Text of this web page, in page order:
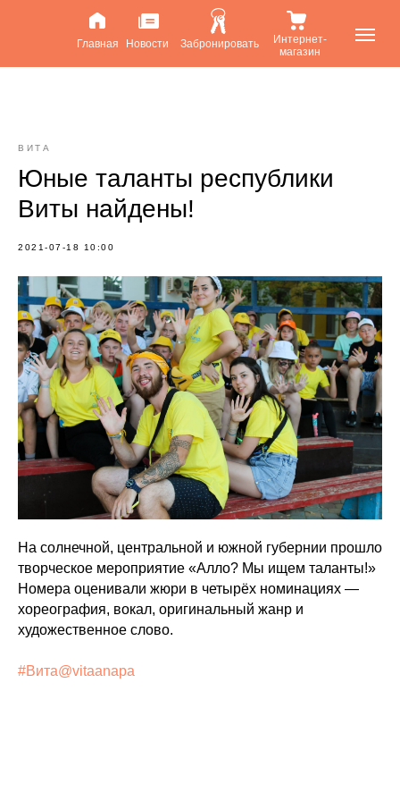
Главная Новости Забронировать
Интернет-
магазин
ВИТА
Юные таланты республики
Виты найдены!
2021-07-18 10:00
На солнечной, центральной и южной губернии прошло
творческое мероприятие «Алло? Мы ищем таланты!»
Номера оценивали жюри в четырёх номинациях —
хореография, вокал, оригинальный жанр и
художественное слово.
#Вита@vitaanapa